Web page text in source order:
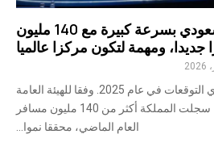
يرتفع الطيران السعودي بسرعة كبيرة مع 140 مليون
حطم قطاع الطيران السعودي التوقعات في عام 2025. وفقا للهيئة العامة
للطيران المدني (GACA)، سجلت المملكة أكثر من 140 مليون مسافر
العام الماضي، محققا نموا...